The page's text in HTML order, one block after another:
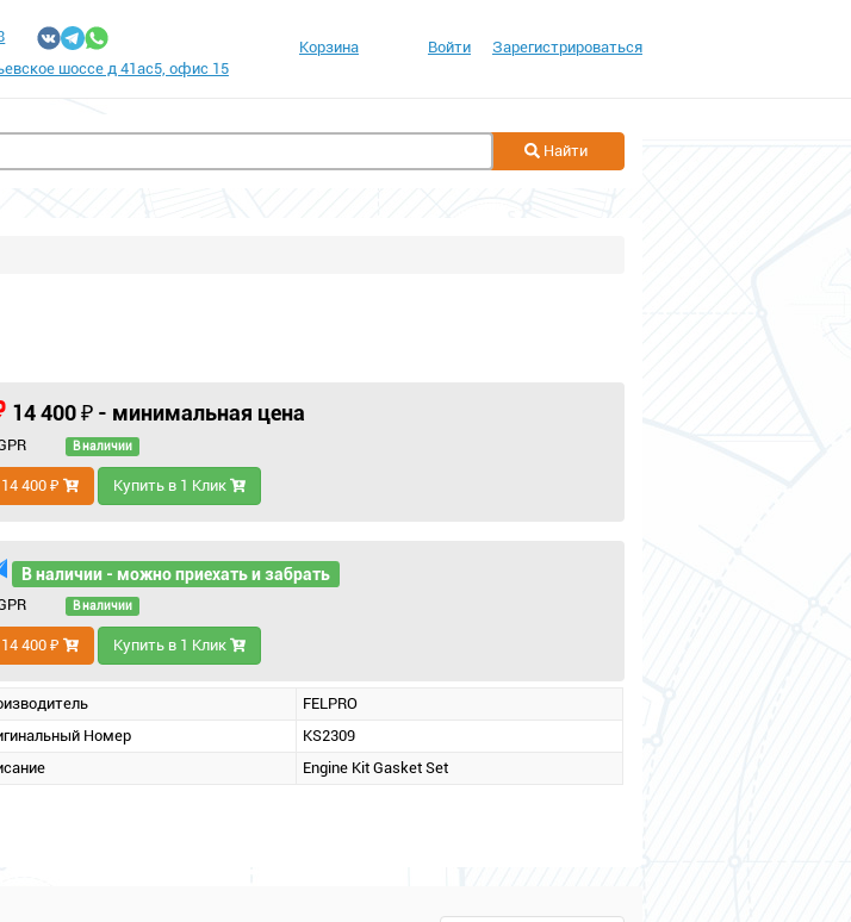
шоссе д 41ас5, офис 15
Корзина Войти Зарегистрироваться
Найти
14 400 ₽ - минимальная цена
В наличии
14 400 ₽ Купить в 1 Клик
В наличии - можно приехать и забрать
В наличии
14 400 ₽ Купить в 1 Клик
FELPRO
Номер
KS2309
Engine Kit Gasket Set